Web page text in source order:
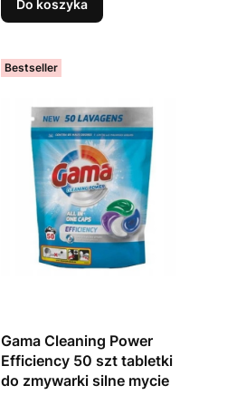
Do koszyka
Bestseller
Gama Cleaning Power
Efficiency 50 szt tabletki
do zmywarki silne mycie